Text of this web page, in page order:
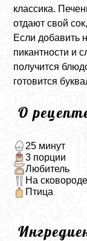
классика.
отдают свой
Если добавить
пикантности и
получится
готовится
О
25 минут
3 порции
Любитель
На сковороде
Птица